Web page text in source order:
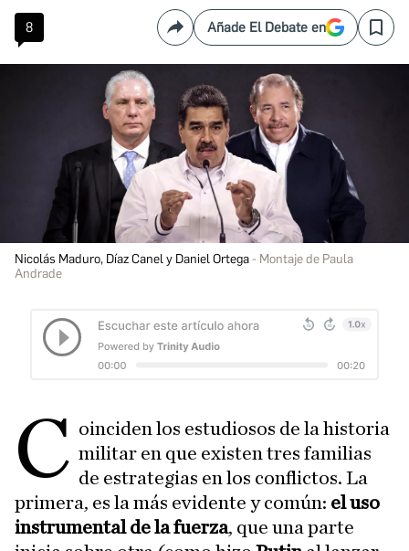
8 CompartirAñade El Debate en Save
Nicolás Maduro, Díaz Canel y Daniel Ortega
Montaje de Paula
Andrade
C oinciden los estudiosos de la historia
militar en que existen tres familias
de estrategias en los conflictos. La
primera, es la más evidente y común: el uso
instrumental de la fuerza, que una parte